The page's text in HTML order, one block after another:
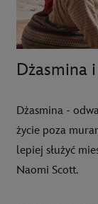
Dżasmina
Dżasmina -
życie poza
lepiej służyć
Naomi Scott.